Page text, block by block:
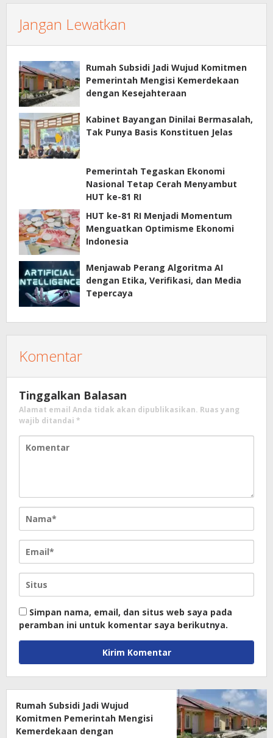
Jangan Lewatkan
Rumah Subsidi Jadi Wujud Komitmen
Pemerintah Mengisi Kemerdekaan
dengan Kesejahteraan
Kabinet Bayangan Dinilai Bermasalah,
Tak Punya Basis Konstituen Jelas
Pemerintah Tegaskan Ekonomi
Nasional Tetap Cerah Menyambut
HUT ke-81 RI
HUT ke-81 RI Menjadi Momentum
Menguatkan Optimisme Ekonomi
Indonesia
Menjawab Perang Algoritma AI
dengan Etika, Verifikasi, dan Media
Tepercaya
Komentar
Tinggalkan Balasan
Alamat email Anda tidak akan dipublikasikan. Ruas yang
wajib ditandai *
Simpan nama, email, dan situs web saya pada
peramban ini untuk komentar saya berikutnya.
Rumah Subsidi Jadi Wujud
Komitmen Pemerintah Mengisi
Kemerdekaan dengan